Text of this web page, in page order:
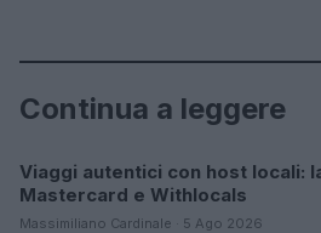
Continua a leggere
COME SI FA?
Viaggi autentici con host locali:
Mastercard e Withlocals
Massimiliano Cardinale · 5 Ago 2026